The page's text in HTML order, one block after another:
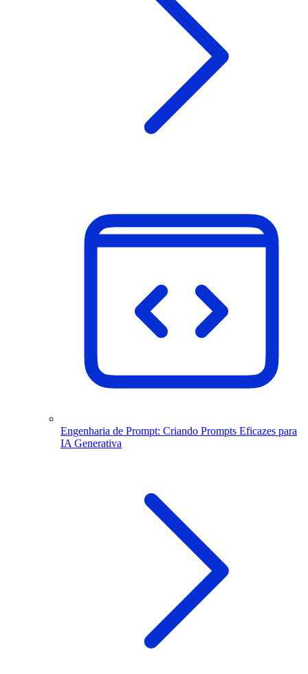
Engenharia de Prompt: Criando Prompts Eficazes para
IA Generativa